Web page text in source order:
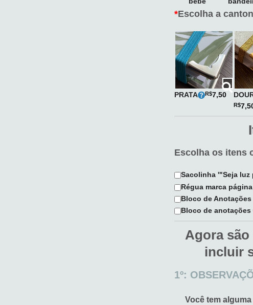
*Escolha a
PRATA R$7,50
R$
Escolha os itens
Sacolinha '"Seja luz
Régua marca
Bloco de Anotações
Bloco de anotações
Agora
incluir
1º:
Você tem